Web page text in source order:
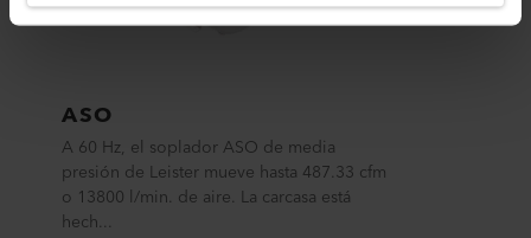
ASO
A 60 Hz, el soplador ASO de media
presión de Leister mueve hasta 487.33 cfm
o 13800 l/min. de aire. La carcasa está
hech...